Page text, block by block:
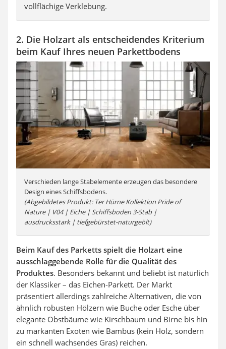
vollflächige Verklebung.
2. Die Holzart als entscheidendes Kriterium
beim Kauf Ihres neuen Parkettbodens
Verschieden lange Stabelemente erzeugen das besondere
Design eines Schiffsbodens.
(Abgebildetes Produkt: Ter HürneKollektion Pride of
Nature | V04 | Eiche | Schiffsboden 3-Stab |
ausdrucksstark | tiefgebürstet-naturgeölt)
Beim Kauf des Parketts spielt die Holzart eine
ausschlaggebende Rolle für die Qualität des
Produktes. Besonders bekannt und beliebt ist natürlich
der Klassiker – das Eichen-Parkett. Der Markt
präsentiert allerdings zahlreiche Alternativen, die von
ähnlich robusten Hölzern wie Buche oder Esche über
elegante Obstbäume wie Kirschbaum und Birne bis hin
zu markanten Exoten wie Bambus (kein Holz, sondern
ein schnell wachsendes Gras) reichen.